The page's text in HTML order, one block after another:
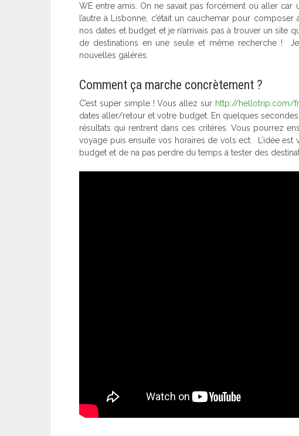
WE entre amis. On ne savait pas forcément où aller car
l’autre à Lisbonne, c’était un cauchemar pour
nos dates et budget et je n’arrivais pas à trouver un
de destinations en une seule et même recherche !
nouvelles galères.
Comment ça marche concrètement ?
C’est super simple ! Vous allez sur http://hellotrip.com/
dates aller/retour et votre budget. En quelques
résultats qui rentrent dans ces critères. Vous pourrez
voyage puis ensuite vos horaires de vols ect. L’idée
budget et de na pas perdre du temps à tester des